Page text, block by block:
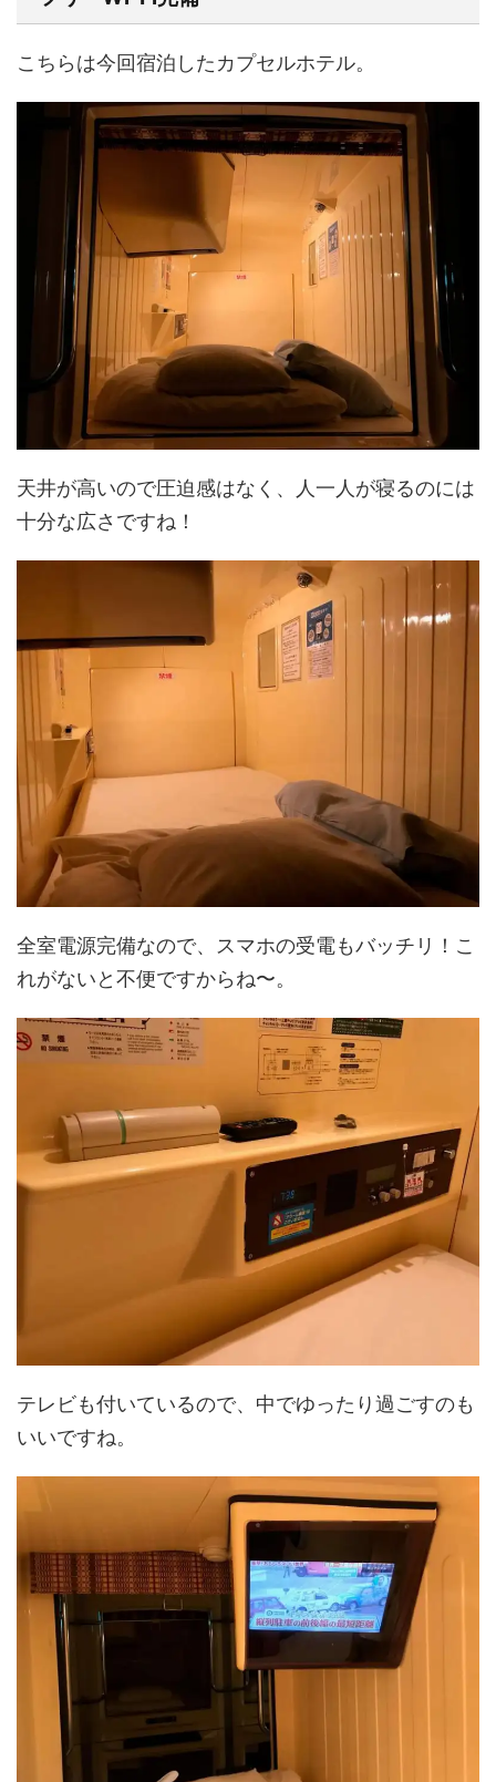
こちらは今回宿泊したカプセルホテル。
天井が高いので圧迫感はなく、人一人が寝るのには
十分な広さですね！
全室電源完備なので、スマホの受電もバッチリ！こ
れがないと不便ですからね〜。
テレビも付いているので、中でゆったり過ごすのも
いいですね。